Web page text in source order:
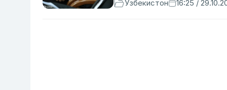
Ўзбекистон 16:25 /